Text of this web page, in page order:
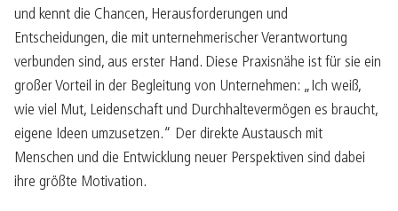
und kennt die Chancen, Herausforderungen und
Entscheidungen, die mit unternehmerischer Verantwortung
verbunden sind, aus erster Hand. Diese Praxisnähe ist für sie ein
großer Vorteil in der Begleitung von Unternehmen: „Ich weiß,
wie viel Mut, Leidenschaft und Durchhaltevermögen es braucht,
eigene Ideen umzusetzen.“ Der direkte Austausch mit
Menschen und die Entwicklung neuer Perspektiven sind dabei
ihre größte Motivation.